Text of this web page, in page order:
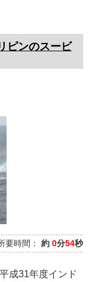
ピンのスービ
要時間： 約 0分54秒
成31年度インド